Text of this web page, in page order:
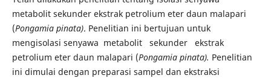
metabolit sekunder ekstrak petrolium eter daun malapari
(Pongamia pinata). Penelitian ini bertujuan untuk
mengisolasi senyawa metabolit sekunder ekstrak
petrolium eter daun malapari (Pongamia pinata). Penelitian
ini dimulai dengan preparasi sampel dan ekstraksi